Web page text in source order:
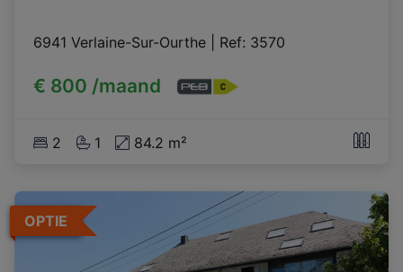
6941 Verlaine-Sur-Ourthe Ref: 3570
€ 800 /maand
2 1 84.2 m²
OPTIE